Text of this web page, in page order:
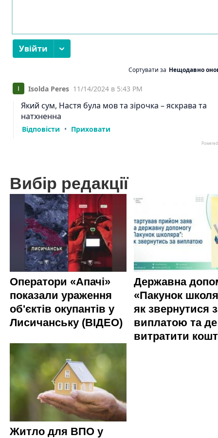
Вибір редакції
Оператори «Апачі»
показали ураження
об'єктів окупантів у
Лисичанську (ВІДЕО)
Державна
«Пакунок
як звернутися
виплатою та де
витратити
Житло для ВПО у